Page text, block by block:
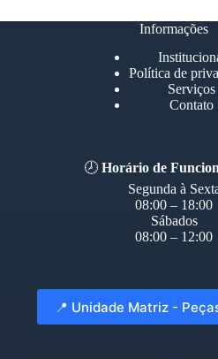
Informações
Política de
Serviços
Contato
🕗Horário de
Segunda à
08:00 – 18:00
Sábados
08:00 – 12:00
📍 Unidade Matriz -